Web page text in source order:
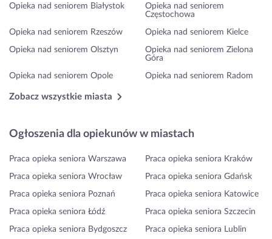
Opieka nad seniorem Białystok
Opieka nad seniorem
Częstochowa
Opieka nad seniorem Rzeszów Opieka nad seniorem Kielce
Opieka nad seniorem Olsztyn
Opieka nad seniorem Zielona
Góra
Opieka nad seniorem Opole Opieka nad seniorem Radom
Zobacz wszystkie miasta
Ogłoszenia dla opiekunów w miastach
Praca opieka seniora Warszawa Praca opieka seniora Kraków
Praca opieka seniora Wrocław Praca opieka seniora Gdańsk
Praca opieka seniora Poznań Praca opieka seniora Katowice
Praca opieka seniora Łódź Praca opieka seniora Szczecin
Praca opieka seniora Bydgoszcz Praca opieka seniora Lublin